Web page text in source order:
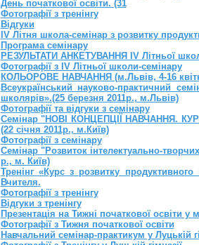
День початкової освіти. (31
Фотографії з тренінгу
Відгуки
IV Літня школа-семінар з розвитку
Програма семінару
РЕЗУЛЬТАТИ АНКЕТУВАННЯ IV Літньої
Фотографії з IV Літньої школи-семінару
КОЛЬОРОВЕ НАВЧАННЯ (м.Львів, 4-16
Всеукраїнський науково-практичний
школярів».(25 березня 2011р., м.Львів)
Фотографії та відгуки з семінару
Семінар "НОВІ КОНЦЕПЦІЇ НАВЧАННЯ.
(22 січня 2011р., м.Київ)
Фотографії з семінару
Семінар "Розвиток інтелектуально-
р., м. Київ)
Тренінг «Курс з розвитку
Вчителя.
Фотографії з тренінгу
Відгуки з тренінгу
Презентація на Тижні початкової освіти
Фотографії з Тижня початкової освіти
Навчальний семінар-практикум у Луцькій